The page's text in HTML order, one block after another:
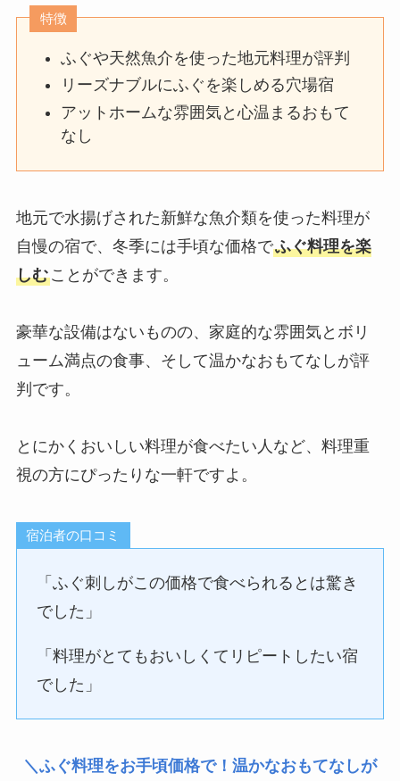
特徴
ふぐや天然魚介を使った地元料理が評判
リーズナブルにふぐを楽しめる穴場宿
アットホームな雰囲気と心温まるおもて
なし
地元で水揚げされた新鮮な魚介類を使った料理が
自慢の宿で、冬季には手頃な価格でふぐ料理を楽
しむことができます。
豪華な設備はないものの、家庭的な雰囲気とボリ
ューム満点の食事、そして温かなおもてなしが評
判です。
とにかくおいしい料理が食べたい人など、料理重
視の方にぴったりな一軒ですよ。
宿泊者の口コミ
「ふぐ刺しがこの価格で食べられるとは驚き
でした」
「料理がとてもおいしくてリピートしたい宿
でした」
＼ふぐ料理をお手頃価格で！温かなおもてなしが